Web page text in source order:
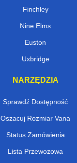
Finchley
Nine Elms
Euston
Uxbridge
NARZĘDZIA
Sprawdź Dostępność
Oszacuj Rozmiar Vana
Status Zamówienia
Lista Przewozowa